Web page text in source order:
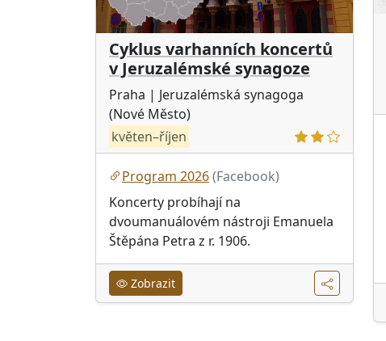
Cyklus varhanních koncertů
v Jeruzalémské synagoze
Praha | Jeruzalémská synagoga
(Nové Město)
květen–říjen
Program 2026(Facebook)
Koncerty probíhají na
dvoumanuálovém nástroji Emanuela
Štěpána Petra z r. 1906.
Zobrazit